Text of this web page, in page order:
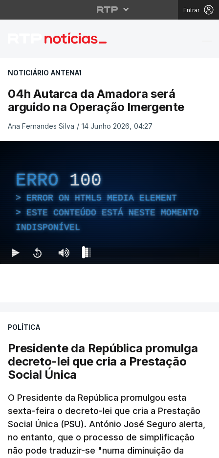
Entrar
04h Autarca da
NOTICIÁRIO ANTENA1
04h Autarca da Amadora será
arguido na Operação Imergente
Ana Fernandes Silva / 14 Junho 2026, 04:27
ERRO 100
ERROR ON HTML5 MEDIA ELEMENT
ESTE CONTEÚDO ESTÁ NESTE MOMENTO
INDISPONÍVEL
POLÍTICA
Presidente da República promulga
decreto-lei que cria a Prestação
Social Única
O Presidente da República promulgou esta
sexta-feira o decreto-lei que cria a Prestação
Social Única (PSU). António José Seguro alerta,
no entanto, que o processo de simplificação
não pode traduzir-se "numa diminuição da